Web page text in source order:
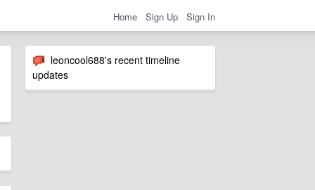
Home Sign Up Sign In
leoncool688's recent timeline
updates